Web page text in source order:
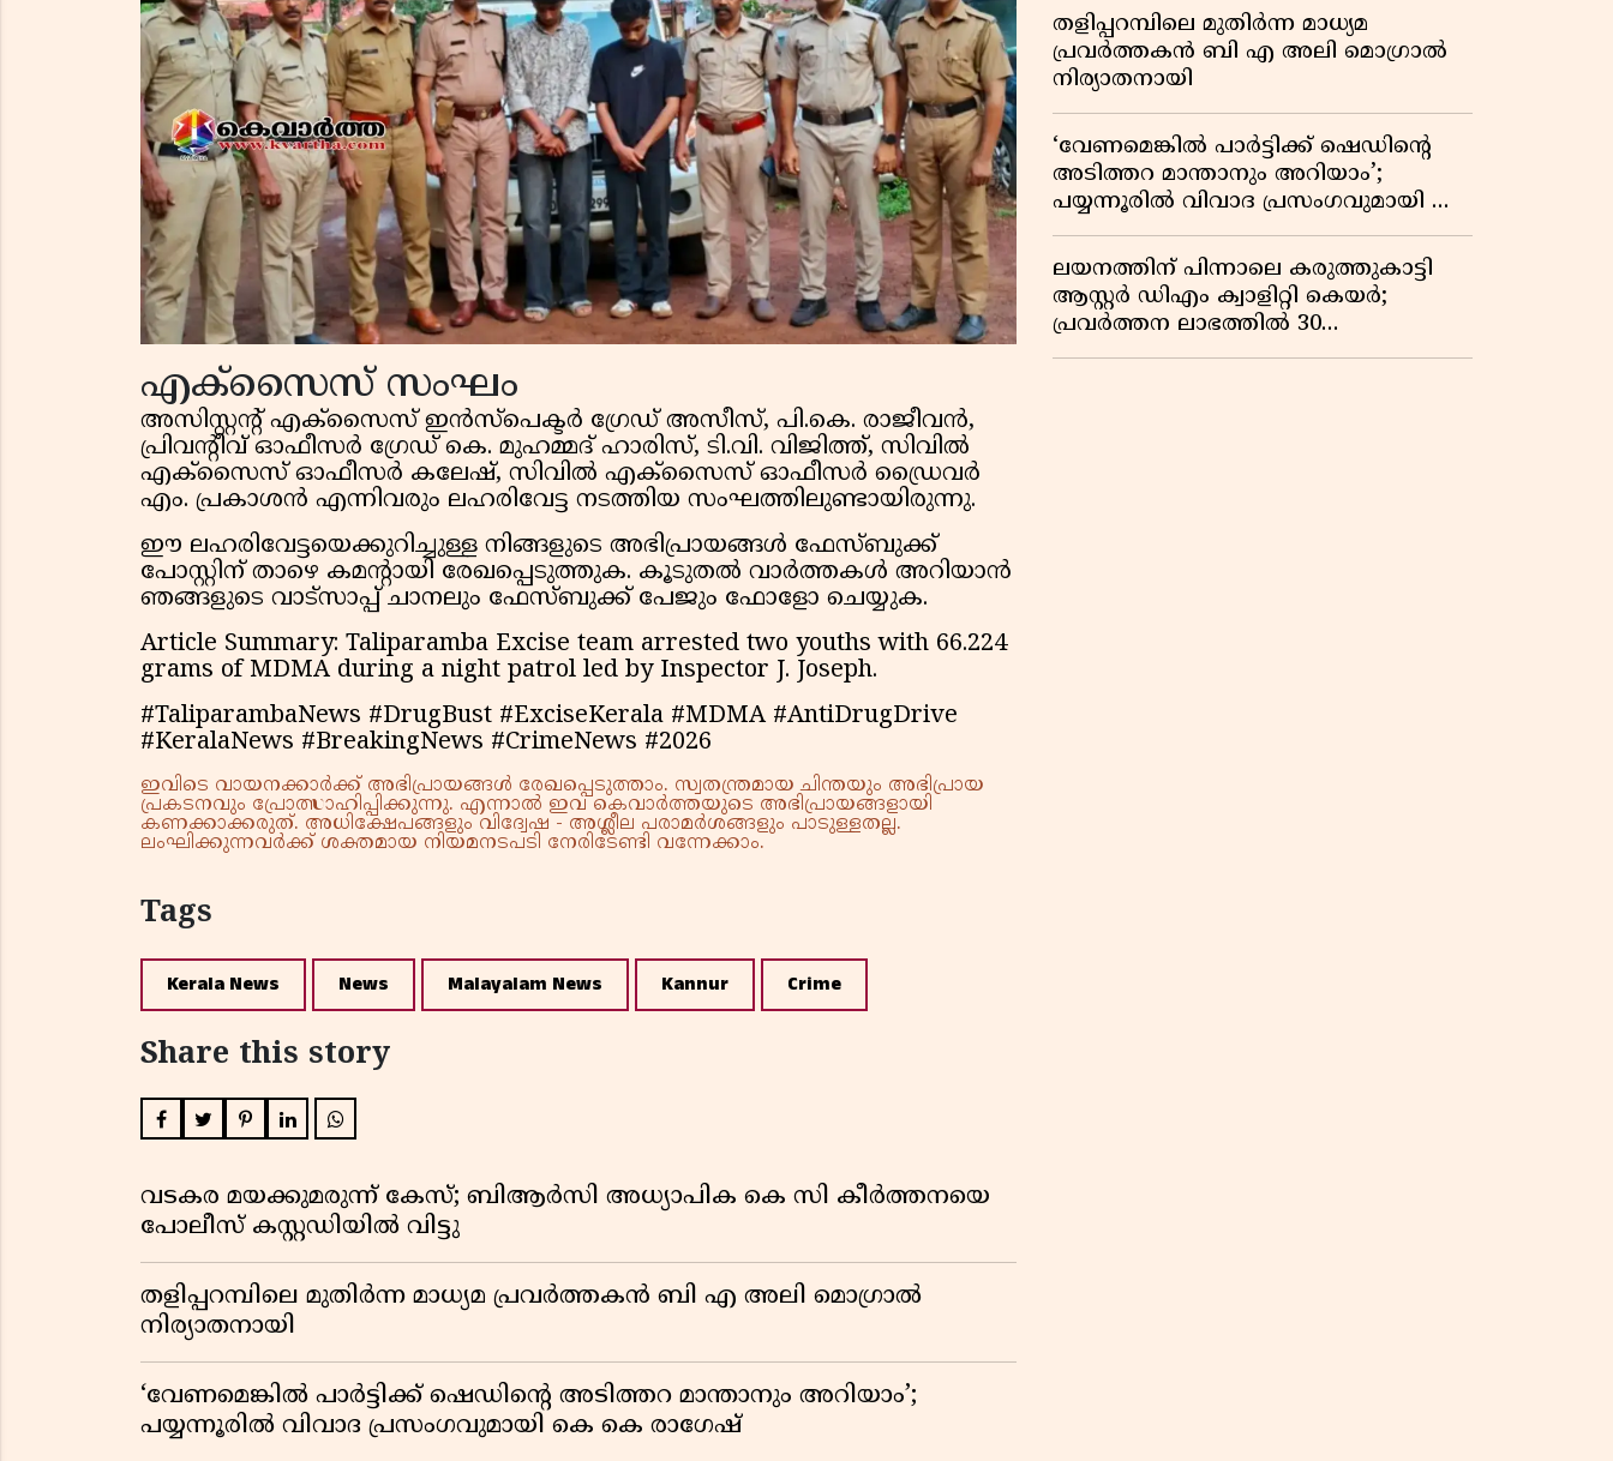
എക്‌സൈസ് സംഘം
അസിസ്റ്റൻ്റ് എക്‌സൈസ് ഇൻസ്‌പെക്ടർ ഗ്രേഡ് അസീസ്, പി.കെ. രാജീവൻ,
പ്രിവൻ്റീവ് ഓഫീസർ ഗ്രേഡ് കെ. മുഹമ്മദ് ഹാരിസ്, ടി.വി. വിജിത്ത്, സിവിൽ
എക്‌സൈസ് ഓഫീസർ കലേഷ്, സിവിൽ എക്‌സൈസ് ഓഫീസർ ഡ്രൈവർ
എം. പ്രകാശൻ എന്നിവരും ലഹരിവേട്ട നടത്തിയ സംഘത്തിലുണ്ടായിരുന്നു.
ഈ ലഹരിവേട്ടയെക്കുറിച്ചുള്ള നിങ്ങളുടെ അഭിപ്രായങ്ങൾ ഫേസ്ബുക്ക്
പോസ്റ്റിന് താഴെ കമൻ്റായി രേഖപ്പെടുത്തുക. കൂടുതൽ വാർത്തകൾ അറിയാൻ
ഞങ്ങളുടെ വാട്സാപ്പ് ചാനലും ഫേസ്ബുക്ക് പേജും ഫോളോ ചെയ്യുക.
Article Summary: Taliparamba Excise team arrested two youths with 66.224
grams of MDMA during a night patrol led by Inspector J. Joseph.
#TaliparambaNews #DrugBust #ExciseKerala #MDMA #AntiDrugDrive
#KeralaNews #BreakingNews #CrimeNews #2026
ഇവിടെ വായനക്കാർക്ക് അഭിപ്രായങ്ങൾ രേഖപ്പെടുത്താം. സ്വതന്ത്രമായ ചിന്തയും അഭിപ്രായ
പ്രകടനവും പ്രോത്സാഹിപ്പിക്കുന്നു. എന്നാൽ ഇവ കെവാർത്തയുടെ അഭിപ്രായങ്ങളായി
കണക്കാക്കരുത്. അധിക്ഷേപങ്ങളും വിദ്വേഷ - അശ്ലീല പരാമർശങ്ങളും പാടുള്ളതല്ല.
ലംഘിക്കുന്നവർക്ക് ശക്തമായ നിയമനടപടി നേരിടേണ്ടി വന്നേക്കാം.
Tags
Kerala News News Malayalam News Kannur Crime
Share this story
വടകര മയക്കുമരുന്ന് കേസ്; ബിആർസി അധ്യാപിക കെ സി കീർത്തനയെ
പോലീസ് കസ്റ്റഡിയിൽ വിട്ടു
തളിപ്പറമ്പിലെ മുതിർന്ന മാധ്യമ പ്രവർത്തകൻ ബി എ അലി മൊഗ്രാൽ
നിര്യാതനായി
‘വേണമെങ്കിൽ പാർട്ടിക്ക് ഷെഡിൻ്റെ അടിത്തറ മാന്താനും അറിയാം’;
പയ്യന്നൂരിൽ വിവാദ പ്രസംഗവുമായി കെ കെ രാഗേഷ്
തളിപ്പറമ്പിലെ മുതിർന്ന മാധ്യമ
പ്രവർത്തകൻ ബി എ അലി മൊഗ്രാൽ
നിര്യാതനായി
‘വേണമെങ്കിൽ പാർട്ടിക്ക് ഷെഡിൻ്റെ
അടിത്തറ മാന്താനും അറിയാം’;
പയ്യന്നൂരിൽ വിവാദ പ്രസംഗവുമായി കെ
കെ രാഗേഷ്
ലയനത്തിന് പിന്നാലെ കരുത്തുകാട്ടി
ആസ്റ്റർ ഡിഎം ക്വാളിറ്റി കെയർ;
പ്രവർത്തന ലാഭത്തിൽ 30
ശതമാനത്തിൻ്റെ വളർച്ച,